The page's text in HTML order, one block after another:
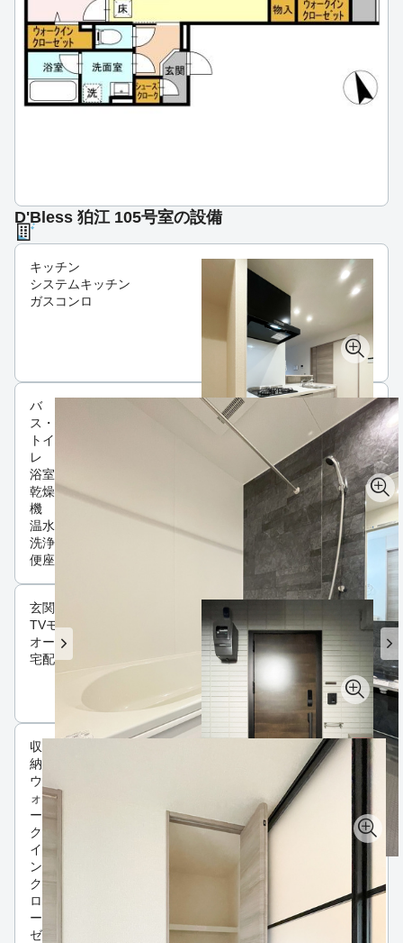
D'Bless 狛江 105号室の設備
キッチン
システムキッチン
ガスコンロ
バ
ス・
トイ
レ
浴室
乾燥
機
温水
洗浄
便座
玄関
TVモニタ付インターホン
オートロック
宅配ボックス
収
納
ウ
ォ
ー
ク
イ
ン
ク
ロ
ー
ゼ